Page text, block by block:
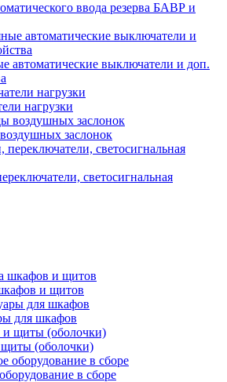
ввода резерва БАВР и
автоматические выключатели и доп.
нагрузки
заслонок
светосигнальная
и щитов
для шкафов
(оболочки)
в сборе